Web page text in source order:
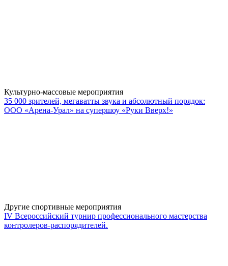
Культурно-массовые мероприятия
35 000 зрителей, мегаватты звука и абсолютный порядок:
ООО «Арена-Урал» на супершоу «Руки Вверх!»
Другие спортивные мероприятия
IV Всероссийский турнир профессионального мастерства
контролеров-распорядителей.